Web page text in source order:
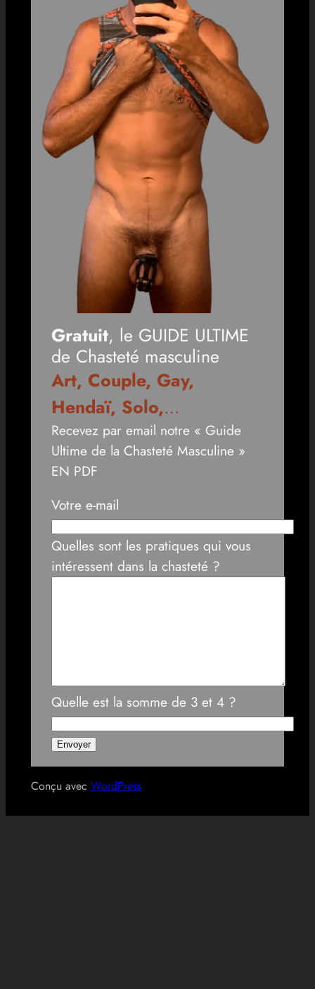
Gratuit, le GUIDE ULTIME
de Chasteté masculine
Art, Couple, Gay,
Hendaï, Solo,…
Recevez par email notre « Guide
Ultime de la Chasteté Masculine »
EN PDF
Votre e-mail
Quelles sont les pratiques qui vous
intéressent dans la chasteté ?
Quelle est la somme de 3 et 4 ?
Conçu avec WordPress